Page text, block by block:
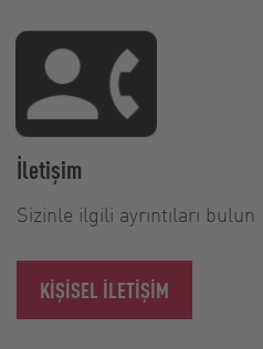
İletişim
Sizinle ilgili ayrıntıları bulun
KIŞISEL ILETIŞIM